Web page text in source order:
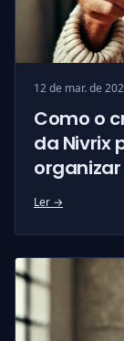
12 de mar. de
Como o
da Nivrix
Ler →